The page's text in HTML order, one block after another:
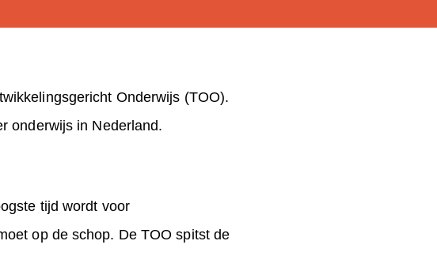
Onderwijs (TOO).
onderwijs in Nederland.
tijd wordt voor
op de schop. De TOO spitst de